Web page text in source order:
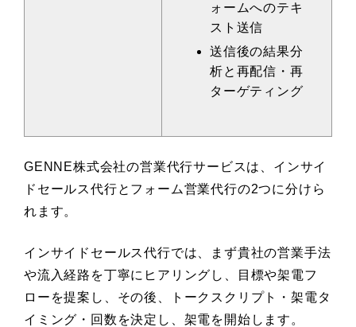
ォームへのテキ
スト送信
送信後の結果分
析と再配信・再
ターゲティング
GENNE株式会社の営業代行サービスは、インサイ
ドセールス代行とフォーム営業代行の2つに分けら
れます。
インサイドセールス代行では、まず貴社の営業手法
や流入経路を丁寧にヒアリングし、目標や架電フ
ローを提案し、その後、トークスクリプト・架電タ
イミング・回数を決定し、架電を開始します。